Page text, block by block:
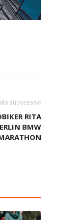
successivo
RITA
BMW